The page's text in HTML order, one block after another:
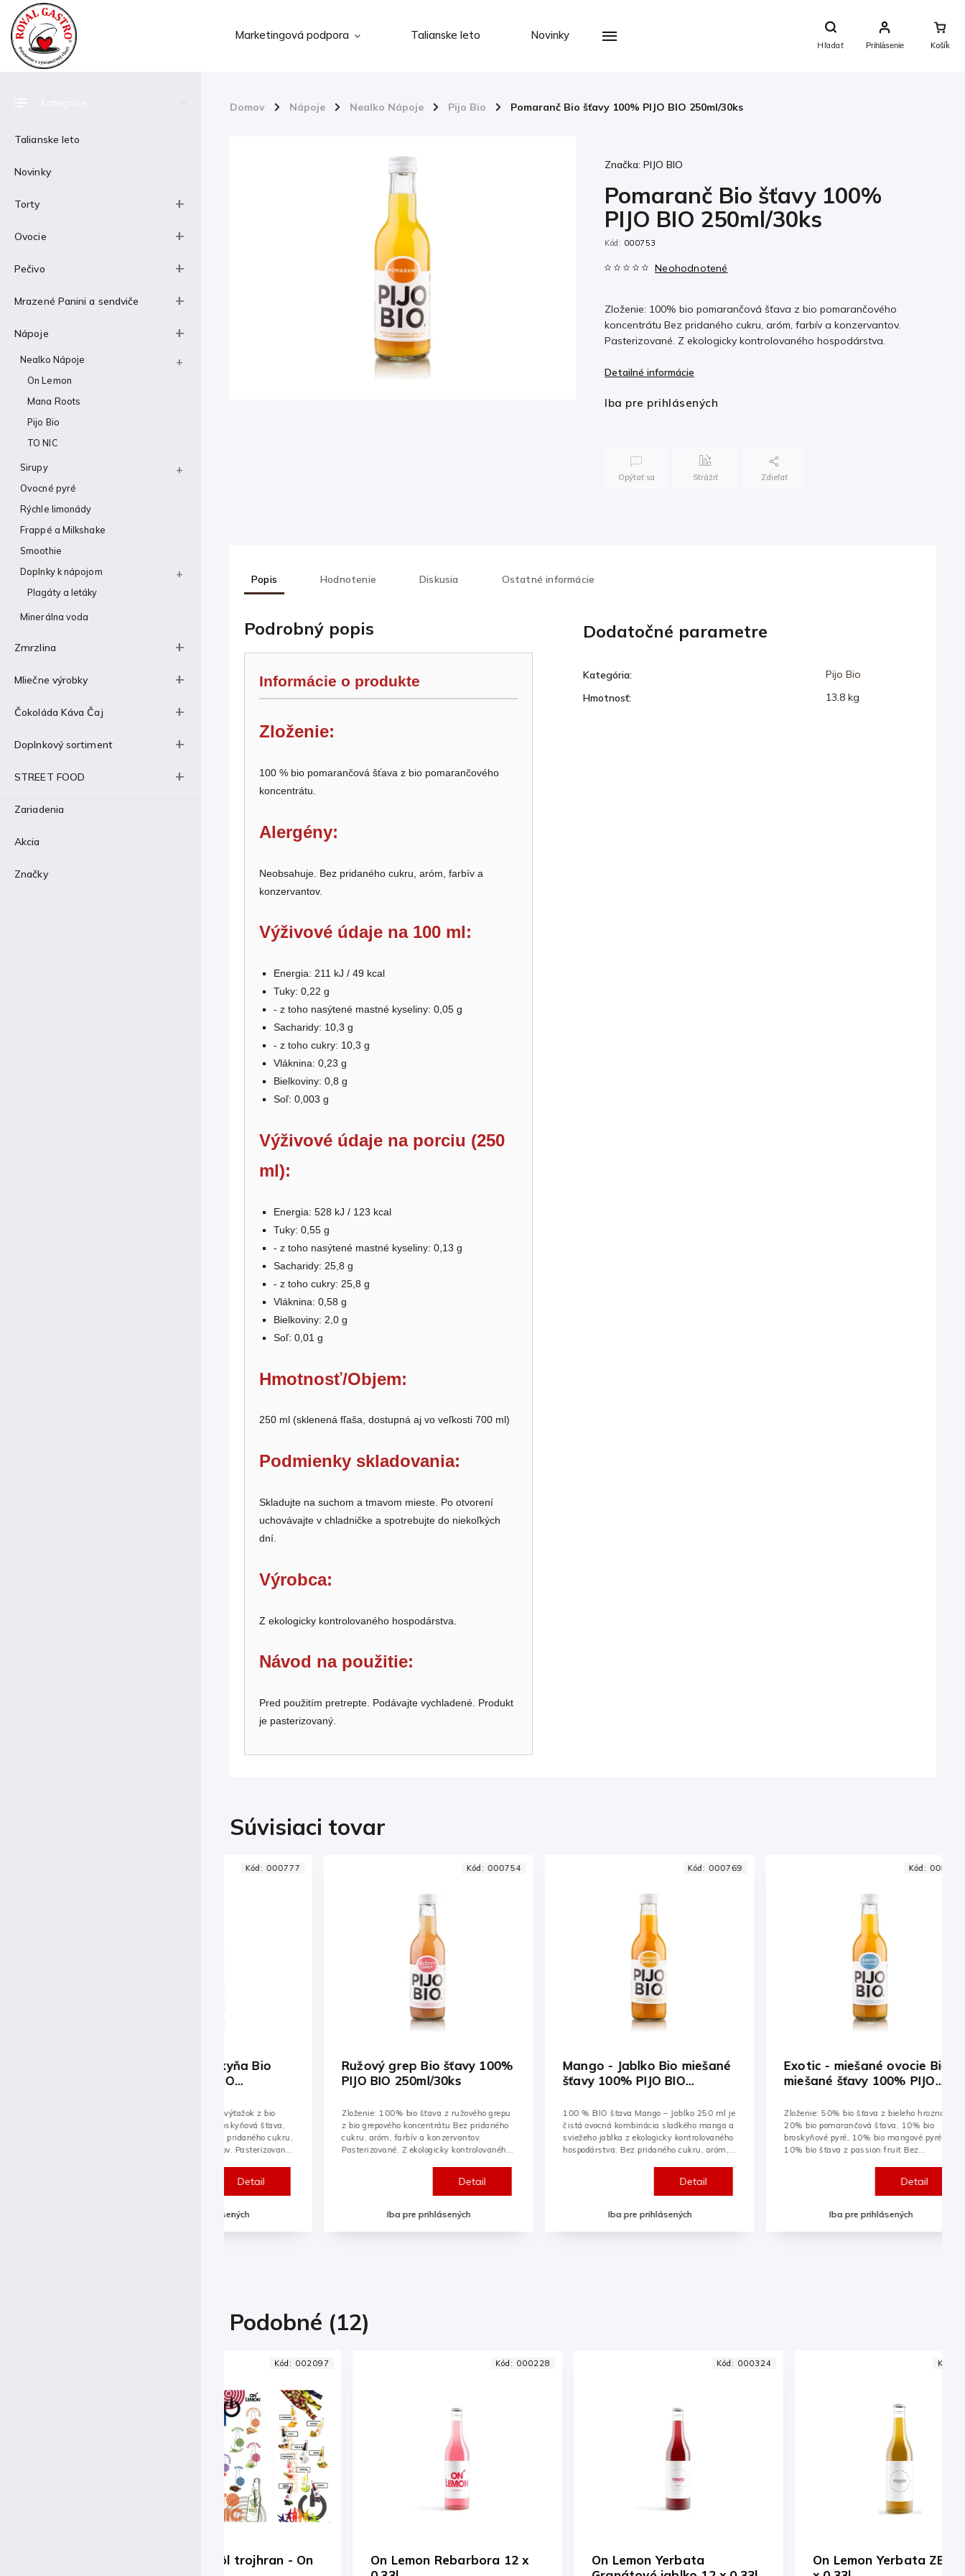
Hľadať
Nákupný
Košík
Prihlásenie
Marketingová podpora Talianske leto Novinky
Domov / Nápoje / Nealko Nápoje / Pijo Bio / Pomaranč Bio šťavy 100% PIJO BIO 250ml/30ks
Talianske leto
Novinky
Torty
Ovocie
Pečivo
Mrazené Panini a sendviče
Nápoje
Nealko Nápoje
On Lemon
Mana Roots
Pijo Bio
TO NIC
Sirupy
Ovocné pyré
Rýchle limonády
Frappé a Milkshake
Smoothie
Doplnky k nápojom
Plagáty a letáky
Minerálna voda
Zmrzlina
Mliečne výrobky
Čokoláda Káva Čaj
Doplnkový sortiment
STREET FOOD
Zariadenia
Akcia
Značky
Pomaranč Bio šťavy 100%
PIJO BIO 250ml/30ks
Kód: 000753
Neohodnotené
Zloženie: 100% bio pomarančová šťava z bio pomarančového
koncentrátu Bez pridaného cukru, aróm, farbív a konzervantov.
Pasterizované. Z ekologicky kontrolovaného hospodárstva.
Detailné informácie
Značka:PIJO BIO
Iba pre prihlásených
Opýtať sa Strážiť Zdieľať
Popis Hodnotenie Diskusia Ostatné informácie
Podrobný popis
Informácie o produkte
Zloženie:
100 % bio pomarančová šťava z bio pomarančového
koncentrátu.
Alergény:
Neobsahuje. Bez pridaného cukru, aróm, farbív a
konzervantov.
Výživové údaje na 100 ml:
Energia: 211 kJ / 49 kcal
Tuky: 0,22 g
- z toho nasýtené mastné kyseliny: 0,05 g
Sacharidy: 10,3 g
- z toho cukry: 10,3 g
Vláknina: 0,23 g
Bielkoviny: 0,8 g
Soľ: 0,003 g
Výživové údaje na porciu (250
ml):
Energia: 528 kJ / 123 kcal
Tuky: 0,55 g
- z toho nasýtené mastné kyseliny: 0,13 g
Sacharidy: 25,8 g
- z toho cukry: 25,8 g
Vláknina: 0,58 g
Bielkoviny: 2,0 g
Soľ: 0,01 g
Hmotnosť/Objem:
250 ml (sklenená fľaša, dostupná aj vo veľkosti 700 ml)
Podmienky skladovania:
Skladujte na suchom a tmavom mieste. Po otvorení
uchovávajte v chladničke a spotrebujte do niekoľkých
dní.
Výrobca:
Z ekologicky kontrolovaného hospodárstva.
Návod na použitie:
Pred použitím pretrepte. Podávajte vychladené. Produkt
je pasterizovaný.
Dodatočné parametre
Kategória:
Pijo Bio
Hmotnosť: 13.8 kg
Súvisiaci tovar
Ružový grep Bio šťavy 100%
PIJO BIO 250ml/30ks
Zloženie: 100% bio šťava z ružového grepu
z bio grepového koncentrátu Bez pridaného
cukru, aróm, farbív a konzervantov.
Pasterizované. Z ekologicky kontrolovaného
Mango - Jablko Bio miešané
šťavy 100% PIJO BIO
100 % BIO šťava Mango – Jablko 250 ml je
čistá ovocná kombinácia sladkého manga a
sviežeho jablka z ekologicky kontrolovaného
hospodárstva. Bez pridaného cukru, aróm,
Exotic - miešané ovocie Bio
miešané šťavy 100% PIJO
Zloženie: 50% bio šťava z bieleho hrozna,
20% bio pomarančová šťava, 10% bio
broskyňové pyré, 10% bio mangové pyré,
10% bio šťava z passion fruit Bez
Jablko
BIO
Zloženie:
pridaného
Podobné (12)
On Lemon Rebarbora 12 x
On Lemon Yerbata
On Lemon Yerbata ZERO 12
On